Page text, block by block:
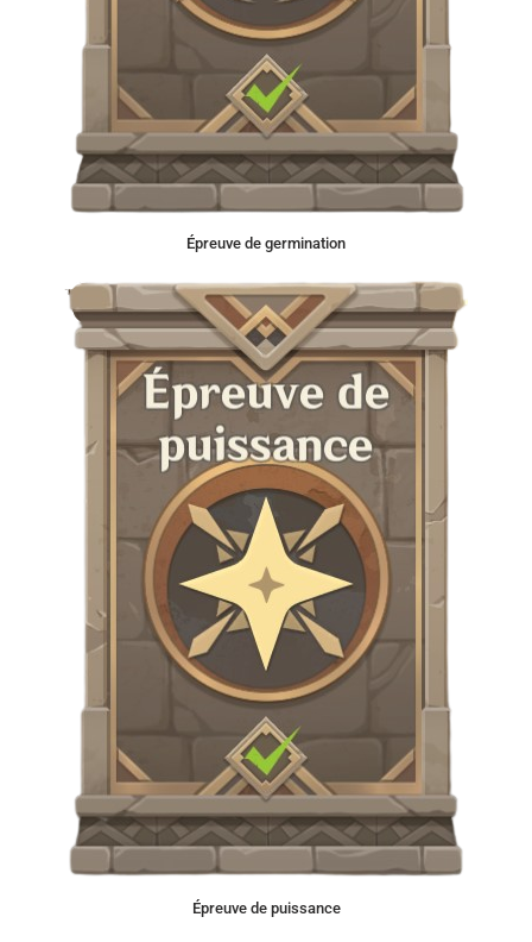
Épreuve de germination
Épreuve de puissance